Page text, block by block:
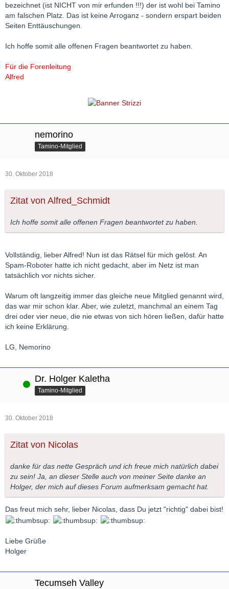
bezeichnet (ist NICHT von mir erfunden !!!) der ist wohl bei Tamino
am falschen Platz. Das ist keine Arroganz - sondern erspart beiden
Seiten Enttäuschungen.
Ich hoffe somit alle offenen Fragen beantwortet zu haben.
Für die Forenleitung
Alfred
nemorino
Tamino-Mitglied
30. Oktober 2018
Zitat von Alfred_Schmidt
Ich hoffe somit alle offenen Fragen beantwortet zu haben.
Vollständig, lieber Alfred! Nun ist das Rätsel für mich gelöst. An
Spam-Roboter hatte ich nicht gedacht, aber im Netz ist man
tatsächlich vor nichts sicher.
Warum oft langzeitig immer das gleiche neue Mitglied genannt wird,
das war mir schon klar. Aber, wie zuletzt, manchmal an einem Tag
drei oder vier neue, die nie etwas von sich hören ließen, dafür hatte
ich keine Erklärung.
LG, Nemorino
Online Dr. Holger Kaletha
Tamino-Mitglied
30. Oktober 2018
Zitat von Nicolas
danke für das nette Gespräch und ich freue mich natürlich dabei
zu sein! Ja, an dieser Stelle auch von meiner Seite danke an
Holger, der mich auf dieses Forum aufmerksam gemacht hat.
Das freut mich sehr, lieber Nicolas, dass Du jetzt "richtig" dabei bist!
Liebe Grüße
Holger
Tecumseh Valley